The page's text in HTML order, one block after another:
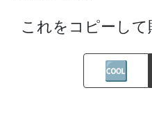
これをコピーして